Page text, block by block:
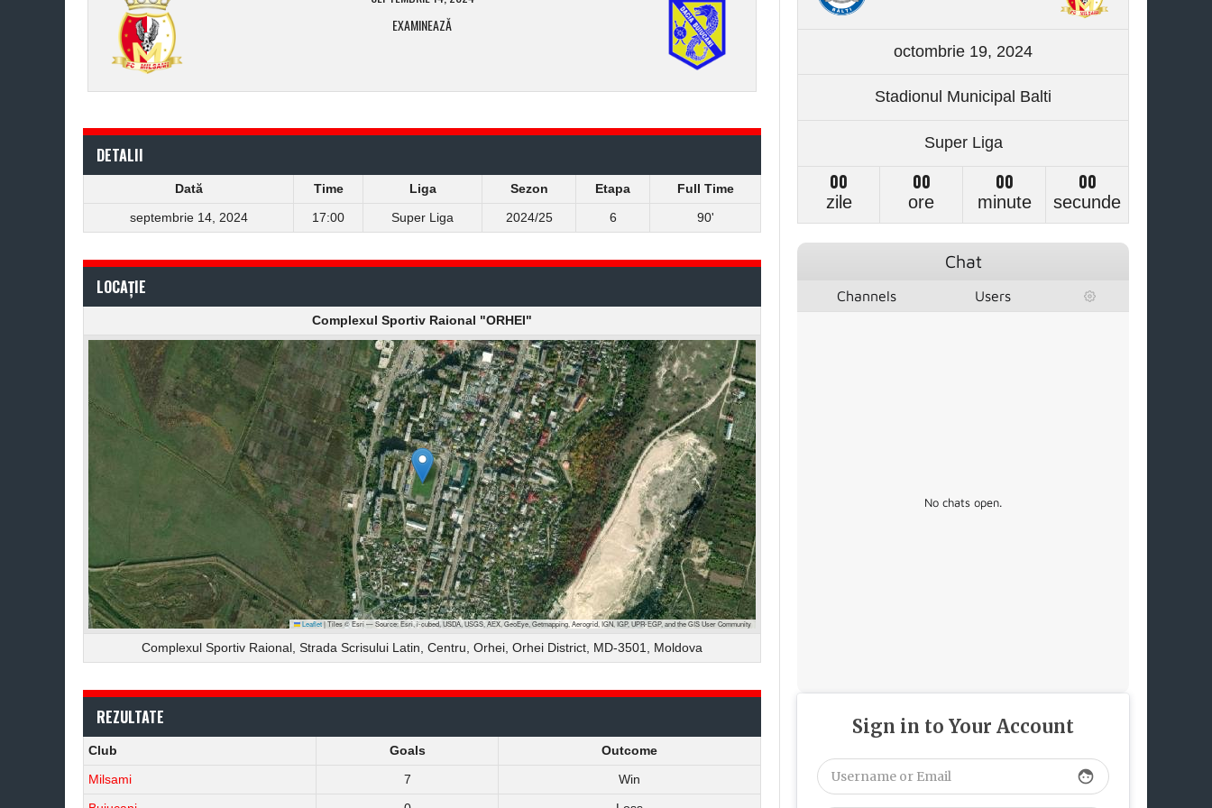
EXAMINEAZĂ
DETALII
Dată Time Liga Sezon Etapa
Full Time
septembrie 14, 2024
17:00 Super Liga 2024/25 6 90'
LOCAȚIE
Complexul Sportiv Raional "ORHEI"
Leaflet|Tiles © Esri — Source: Esri, i-cubed, USDA, USGS, AEX, GeoEye, Getmapping, Aerogrid, IGN, IGP, UPR-EGP, and the GIS User Community
Complexul Sportiv Raional, Strada Scrisului Latin, Centru, Orhei, Orhei District, MD-3501, Moldova
REZULTATE
Club Goals
Outcome
Milsami
7
Win
octombrie 19, 2024
Stadionul Municipal Balti
Super Liga
00
zile
00
ore
00
minute
00
secunde
Chat
Channels Users
No chats open.
Sign in to Your Account
face